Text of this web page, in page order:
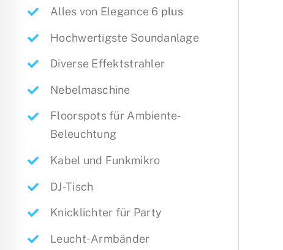
Alles von Elegance 6 plus
Hochwertigste Soundanlage
Diverse Effektstrahler
Nebelmaschine
Floorspots für Ambiente-
Beleuchtung
Kabel und Funkmikro
DJ-Tisch
Knicklichter für Party
Leucht-Armbänder